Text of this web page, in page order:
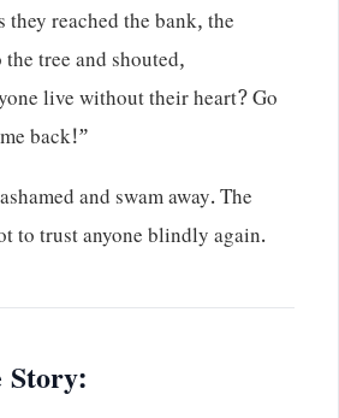
they reached the bank, the
tree and shouted,
live without their heart? Go
back!”
and swam away. The
to trust anyone blindly again.